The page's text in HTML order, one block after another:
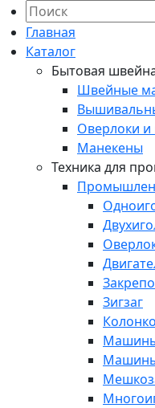
Главная
Каталог
Бытовая
Швейные
Оверлоки
Манекены
Техника для
Зигзаг
Машины
Машины